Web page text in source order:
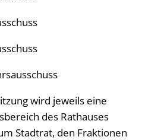
wird jeweils eine
des Rathauses
Stadtrat, den Fraktionen